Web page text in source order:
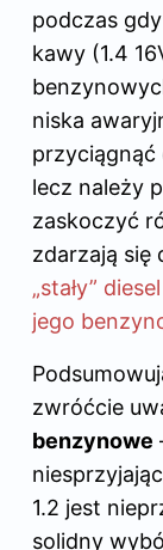
podczas
kawy (1.4
niska
przyciągnąć
lecz należy
zaskoczyć
zdarzają się
„stały”
jego
zwróćcie
benzynowe
1.2 jest
solidny